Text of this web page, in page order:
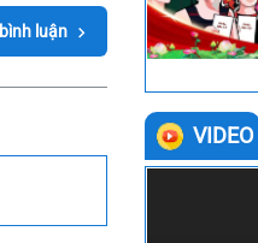
luận
VIDEO